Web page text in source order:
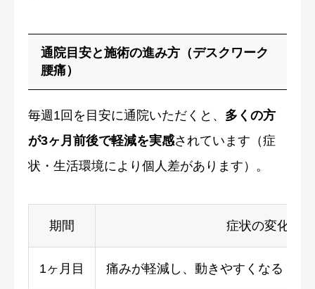
通院目安と施術の進み方（デスクワーク
腰痛）
毎週1回を目安に通院いただくと、 多くの方
が3ヶ月前後で軽減を実感されています（症
状・生活環境により個人差があります）。
期間 症状の変化（
1ヶ月目 痛みが軽減し、動きやすくなる（業